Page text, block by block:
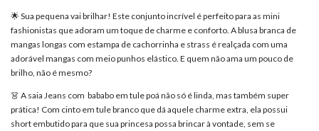
🌟 Sua pequena vai brilhar! Este conjunto incrível é perfeito para as mini
fashionistas que adoram um toque de charme e conforto. A blusa branca de
mangas longas com estampa de cachorrinha e strass é realçada com uma
adorável mangas com meio punhos elástico. E quem não ama um pouco de
brilho, não é mesmo?
👗 A saia Jeans com bababo em tule poá não só é linda, mas também super
prática! Com cinto em tule branco que dá aquele charme extra, ela possui
short embutido para que sua princesa possa brincar à vontade, sem se